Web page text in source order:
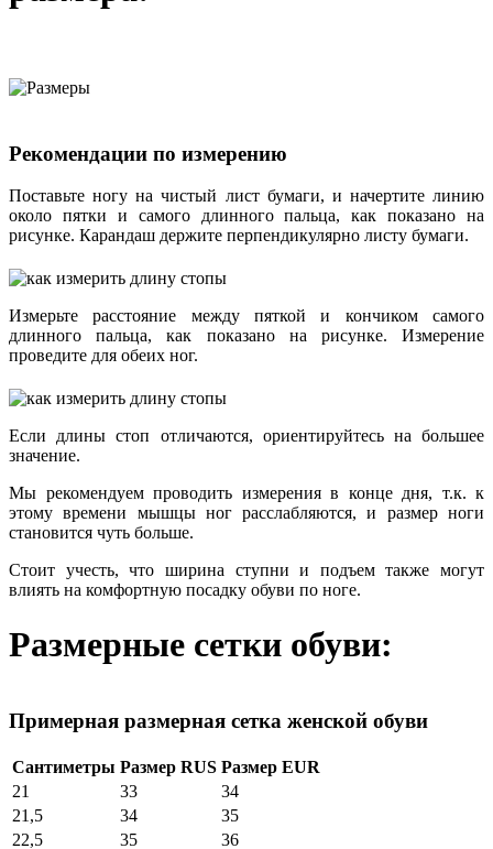
Рекомендации по измерению
Поставьте ногу на чистый лист бумаги, и начертите линию
около пятки и самого длинного пальца, как показано на
рисунке. Карандаш держите перпендикулярно листу бумаги.
Измерьте расстояние между пяткой и кончиком самого
длинного пальца, как показано на рисунке. Измерение
проведите для обеих ног.
Если длины стоп отличаются, ориентируйтесь на большее
значение.
Мы рекомендуем проводить измерения в конце дня, т.к. к
этому времени мышцы ног расслабляются, и размер ноги
становится чуть больше.
Стоит учесть, что ширина ступни и подъем также могут
влиять на комфортную посадку обуви по ноге.
Размерные сетки обуви:
Примерная размерная сетка женской обуви
Сантиметры Размер RUS Размер EUR
21
33
34
21,5
34
35
22,5
35
36